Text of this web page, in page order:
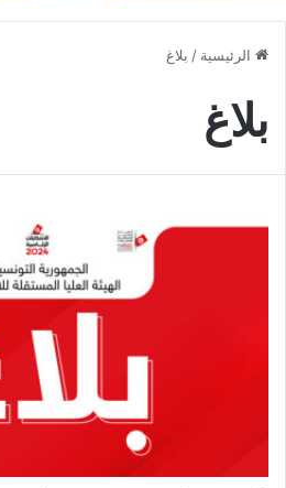
الرئيسية / بلاغ
بلاغ